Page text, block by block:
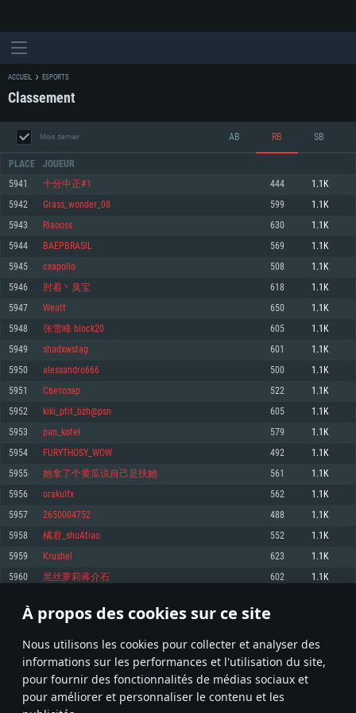
À propos des cookies sur ce site
Nous utilisons les cookies pour collecter et analyser des
informations sur les performances et l'utilisation du site,
pour fournir des fonctionnalités de médias sociaux et
pour améliorer et personnaliser le contenu et les
CONFIGURATION SYSTÈME REQUISE
Minimum
OS: Windows 10 (64 bit)
Processeur: Dual-Core 2.2 GHz
Mémoire: 4 GB
Carte graphique supportant DirectX 11: AMD Radeon 77XX / NVIDIA
GeForce GTX 660. La résolution minimale supportée par le jeu est de 720p
Connection: Connexion Internet à haut débit
Disque dur: 23.1 Go (client minimal)
Recommandée
1060 et plus, Radeon RX 570 et plus.
Disque dur: 75.9 Go (client complet)
Minimum
OS: Mac OS Big Sur 11.0 ou plus récent
Processeur: Core i5, minimum 2.2GHz (Les processeurs Intel Xeon ne sont
pas supportés)
Mémoire: 6 GB
Carte graphique: Intel Iris Pro 5200 (Mac), ou analogue AMD/Nvidia. La
résolution minimale supportée par le jeu est de 720p.
Connection: Connexion Internet à haut débit
Disque dur: 62,2 Go (client minimal)
Recommandée
OS: Mac OS Big Sur 11.0 ou plus récent
Processeur: Core i7 (Les processeurs Intel Xeon ne sont pas supportés)
Mémoire: 8 GB
Carte graphique: Radeon Vega II ou plus avec support de Metal
Disque dur: 62,2 Go (client complet)
Minimum
OS: Les configurations Linux 64 bits les plus modernes
Processeur: Dual-Core 2.4 GHz
Mémoire: 4 GB
Carte graphique: NVIDIA 660 avec les derniers drivers (moins de 6 mois) /
de même pour AMD (La résolution minimale supportée par le jeu est de
720p)
Connection: Connexion Internet à haut débit
Disque dur: 62,2 Go (client minimal)
Recommandée
OS: Ubuntu 20.04 64bit
Processeur: Intel Core i7
Mémoire: 8 GB
Carte graphique: NVIDIA 1060 avec les derniers drivers (moins de 6 mois) /
6 mois et supportant Vulkan
Connection: Connexion Internet à haut débit
Disque dur: 60,2 Go (client complet)
ACCUEIL ESPORTS
Classement
Mois dernier AB RB SB
PLACE JOUEUR
5941 十分中正#1 444 1.1K
5942 Grass_wonder_08 599 1.1K
5943 Rlaooss 630 1.1K
5944 BAEPBRASIL 569 1.1K
5945 cxapollo 508 1.1K
5946 肘着丶臭宝 618 1.1K
5947 Weatt 650 1.1K
5948 张雪峰 block20 605 1.1K
5949 shadxwstag 601 1.1K
5950 alessandro666 500 1.1K
5951 Светозар 522 1.1K
5952 kiki_ptit_bzh@psn 605 1.1K
5953 pan_koteł 579 1.1K
5954 FURYTHOSY_WOW 492 1.1K
5955 她拿了个黄瓜说自己是扶她 561 1.1K
5956 orakulfx 562 1.1K
5957 2650004752 488 1.1K
5958 橘君_shuAtiao 552 1.1K
5959 Krushel 623 1.1K
5960 黑丝萝莉蒋介石 602 1.1K
* Classement mis à jour quotidiennement
297 298 299 398